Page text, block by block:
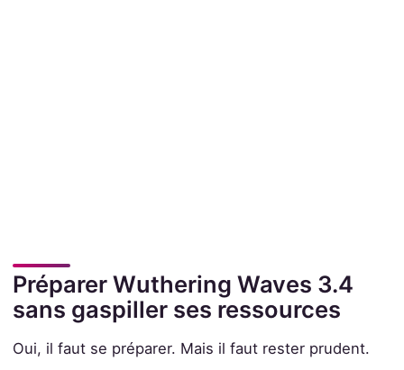
Préparer Wuthering Waves 3.4
sans gaspiller ses ressources
Oui, il faut se préparer. Mais il faut rester prudent.